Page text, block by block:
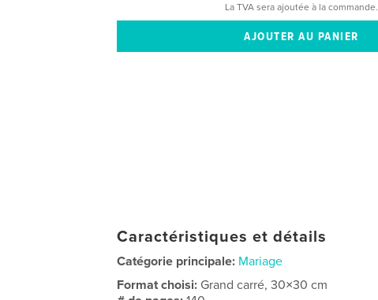
La TVA sera ajoutée à la commande.
Caractéristiques et détails
Catégorie principale: Mariage
Format choisi: Grand carré, 30×30 cm